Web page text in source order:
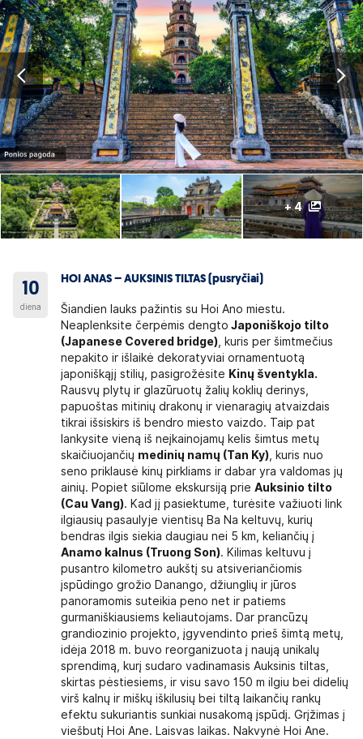
+ 4
10
diena
HOI ANAS – AUKSINIS TILTAS (pusryčiai)
Šiandien lauks pažintis su Hoi Ano miestu.
Neaplenksite čerpėmis dengto Japoniškojo tilto
(Japanese Covered bridge) , kuris per šimtmečius
nepakito ir išlaikė dekoratyviai ornamentuotą
japoniškąjį stilių, pasigrožėsite Kinų šventykla.
Rausvų plytų ir glazūruotų žalių koklių derinys,
papuoštas mitinių drakonų ir vienaragių atvaizdais
tikrai išsiskirs iš bendro miesto vaizdo. Taip pat
lankysite vieną iš neįkainojamų kelis šimtus metų
skaičiuojančių medinių namų (Tan Ky) , kuris nuo
seno priklausė kinų pirkliams ir dabar yra valdomas jų
ainių. Popiet siūlome ekskursiją prieAuksinio tilto
(Cau Vang). Kad jį pasiektume, turėsite važiuoti link
ilgiausių pasaulyje vientisų Ba Na keltuvų, kurių
bendras ilgis siekia daugiau nei 5 km, keliančių į
Anamo kalnus (Truong Son). Kilimas keltuvu į
pusantro kilometro aukštį su atsiveriančiomis
įspūdingo grožio Danango, džiunglių ir jūros
panoramomis suteikia peno net ir patiems
gurmaniškiausiems keliautojams. Dar prancūzų
grandiozinio projekto, įgyvendinto prieš šimtą metų,
idėja 2018 m. buvo reorganizuota į naują unikalų
sprendimą, kurį sudaro vadinamasis Auksinis tiltas,
skirtas pėstiesiems, ir visu savo 150 m ilgiu bei didelių
virš kalnų ir miškų iškilusių bei tiltą laikančių rankų
efektu sukuriantis sunkiai nusakomą įspūdį. Grįžimas į
viešbutį Hoi Ane. Laisvas laikas. Nakvynė Hoi Ane.